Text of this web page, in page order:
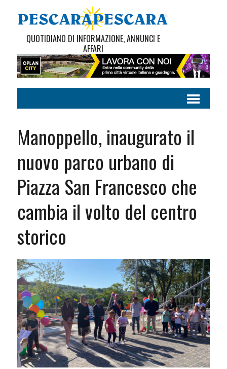
QUOTIDIANO DI INFORMAZIONE, ANNUNCI E
AFFARI
Manoppello, inaugurato il
nuovo parco urbano di
Piazza San Francesco che
cambia il volto del centro
storico